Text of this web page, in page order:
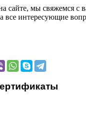
сайте, мы свяжемся с
все интересующие